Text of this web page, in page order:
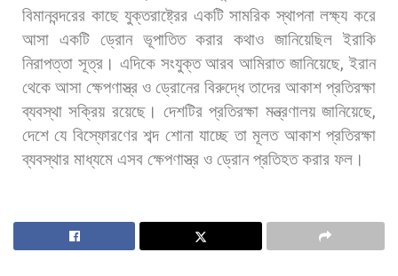
বিমানবন্দরের কাছে যুক্তরাষ্ট্রের একটি সামরিক স্থাপনা লক্ষ্য করে
আসা একটি ড্রোন ভূপাতিত করার কথাও জানিয়েছিল ইরাকি
নিরাপত্তা সূত্র। এদিকে সংযুক্ত আরব আমিরাত জানিয়েছে,ইরান
থেকে আসা ক্ষেপণাস্ত্র ও ড্রোনের বিরুদ্ধে তাদের আকাশ প্রতিরক্ষা
ব্যবস্থা সক্রিয় রয়েছে। দেশটির প্রতিরক্ষা মন্ত্রণালয় জানিয়েছে,
দেশে যে বিস্ফোরণের শব্দ শোনা যাচ্ছে তা মূলত আকাশ প্রতিরক্ষা
ব্যবস্থার মাধ্যমে এসব ক্ষেপণাস্ত্র ও ড্রোন প্রতিহত করার ফল।